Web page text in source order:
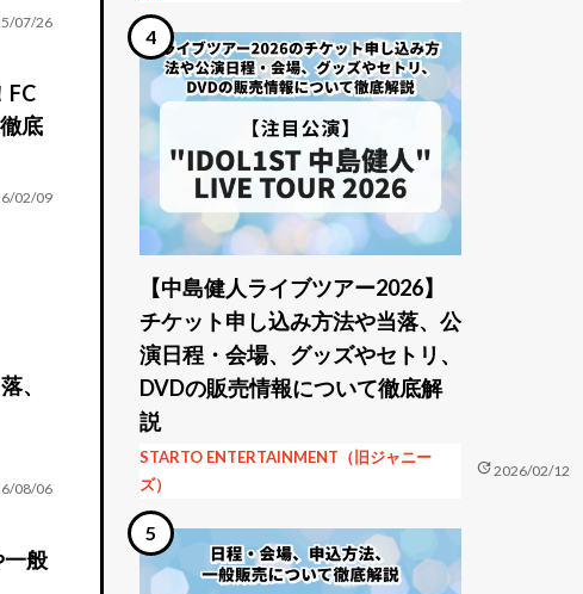
07/26
FC
底
02/09
、
08/06
一般
【中島健人ライブツアー2026】
チケット申し込み方法や当落、公
演日程・会場、グッズやセトリ、
DVDの販売情報について徹底解
説
STARTO ENTERTAINMENT（旧ジャニー
ズ）
update2026/02/12